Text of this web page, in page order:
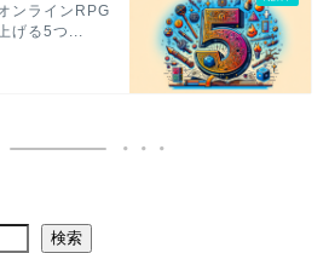
ンラインRPG
げる5つ...
検索